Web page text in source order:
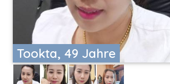
Tookta, 49 Jahre